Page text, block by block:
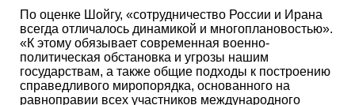
По оценке Шойгу, «сотрудничество России и Ирана
всегда отличалось динамикой и многоплановостью».
«К этому обязывает современная военно-
политическая обстановка и угрозы нашим
государствам, а также общие подходы к построению
справедливого миропорядка, основанного на
равноправии всех участников международного